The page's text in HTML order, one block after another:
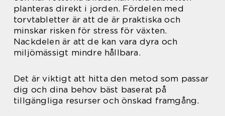
planteras direkt i jorden. Fördelen med
torvtabletter är att de är praktiska och
minskar risken för stress för växten.
Nackdelen är att de kan vara dyra och
miljömässigt mindre hållbara.
Det är viktigt att hitta den metod som passar
dig och dina behov bäst baserat på
tillgängliga resurser och önskad framgång.